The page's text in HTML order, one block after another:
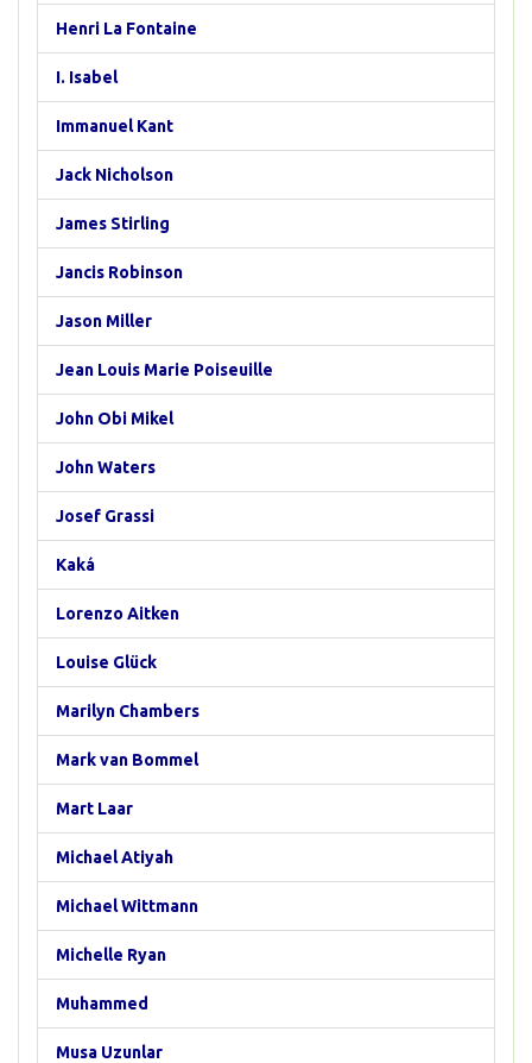
Henri La Fontaine
I. Isabel
Immanuel Kant
Jack Nicholson
James Stirling
Jancis Robinson
Jason Miller
Jean Louis Marie Poiseuille
John Obi Mikel
John Waters
Josef Grassi
Kaká
Lorenzo Aitken
Louise Glück
Marilyn Chambers
Mark van Bommel
Mart Laar
Michael Atiyah
Michael Wittmann
Michelle Ryan
Muhammed
Musa Uzunlar